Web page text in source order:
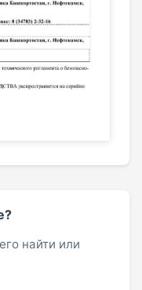
найти или